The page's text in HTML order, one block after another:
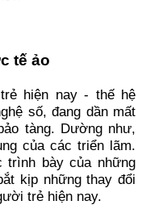
tế ảo
hiện nay - thế hệ
số, đang dần mất
tàng. Dường như,
của các triển lãm.
bày của những
kịp những thay đổi
trẻ hiện nay.